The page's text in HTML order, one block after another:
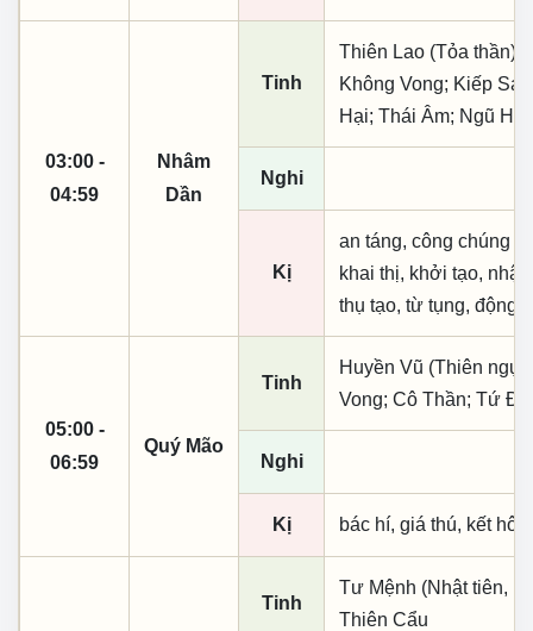
03:00 -
04:59
Nhâm
Dần
Tinh
Thiên Lao (Tỏa thần);
Không Vong; Kiếp
Hại; Thái Âm; Ngũ
Nghi
Kị
an táng, công chúng
khai thị, khởi tạo,
thụ tạo, từ tụng, động
05:00 -
06:59
Quý Mão
Tinh
Huyền Vũ (Thiên
Vong; Cô Thần; Tứ
Nghi
Kị bác hí, giá thú, kết
Tinh
Tư Mệnh (Nhật tiên,
Thiên Cẩu